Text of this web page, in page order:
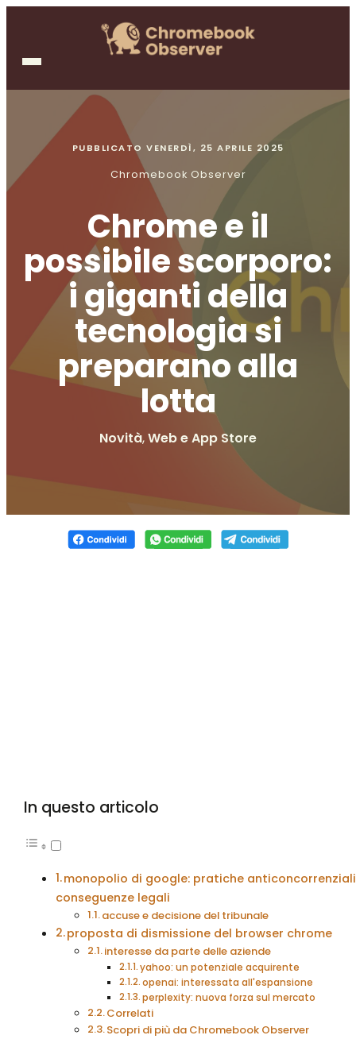
PUBBLICATO VENERDÌ, 25 APRILE 2025
Chromebook Observer
Chrome e il
possibile scorporo:
i giganti della
tecnologia si
preparano alla
lotta
Novità,Web e App Store
In questo articolo
monopolio di google: pratiche
conseguenze legali
accuse e decisione del tribunale
proposta di dismissione del browser chrome
interesse da parte delle aziende
yahoo: un potenziale acquirente
openai: interessata all'espansione
perplexity: nuova forza sul mercato
Correlati
Scopri di più da Chromebook Observer